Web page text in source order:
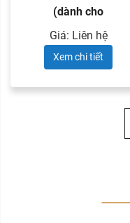
(dành cho
khoen/khoen mắt
ngỗng ...
Giá: Liên hệ
Xem chi tiết